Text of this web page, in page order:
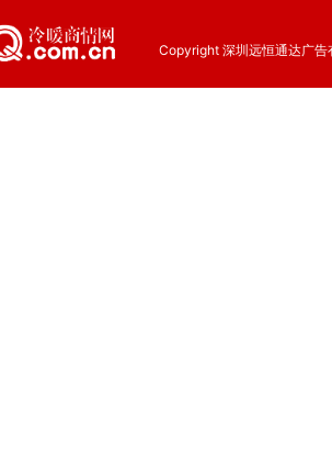
Copyright 深圳远恒通达广告